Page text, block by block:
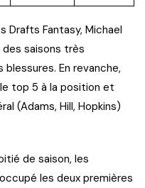
Drafts Fantasy, Michael
saisons très
En revanche,
top 5 à la position et
(Adams, Hill, Hopkins)
de saison, les
les deux premières